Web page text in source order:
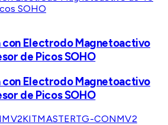
con Electrodo Magnetoactivo
de Picos SOHO
con Electrodo Magnetoactivo
de Picos SOHO
KITMASTERTG-CONMV2